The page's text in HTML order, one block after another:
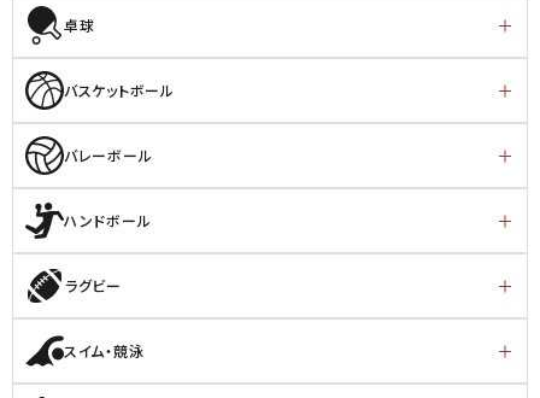
卓球
バスケットボール
バレーボール
ハンドボール
ラグビー
スイム・競泳